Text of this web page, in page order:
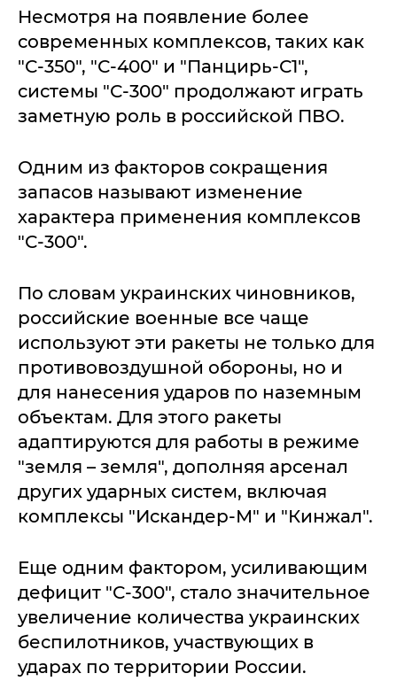
Несмотря на появление более
современных комплексов, таких как
"С-350", "С-400" и "Панцирь-С1",
системы "С-300" продолжают играть
заметную роль в российской ПВО.
Одним из факторов сокращения
запасов называют изменение
характера применения комплексов
"С-300".
По словам украинских чиновников,
российские военные все чаще
используют эти ракеты не только для
противовоздушной обороны, но и
для нанесения ударов по наземным
объектам. Для этого ракеты
адаптируются для работы в режиме
"земля – земля", дополняя арсенал
других ударных систем, включая
комплексы "Искандер-М" и "Кинжал".
Еще одним фактором, усиливающим
дефицит "С-300", стало значительное
увеличение количества украинских
беспилотников, участвующих в
ударах по территории России.